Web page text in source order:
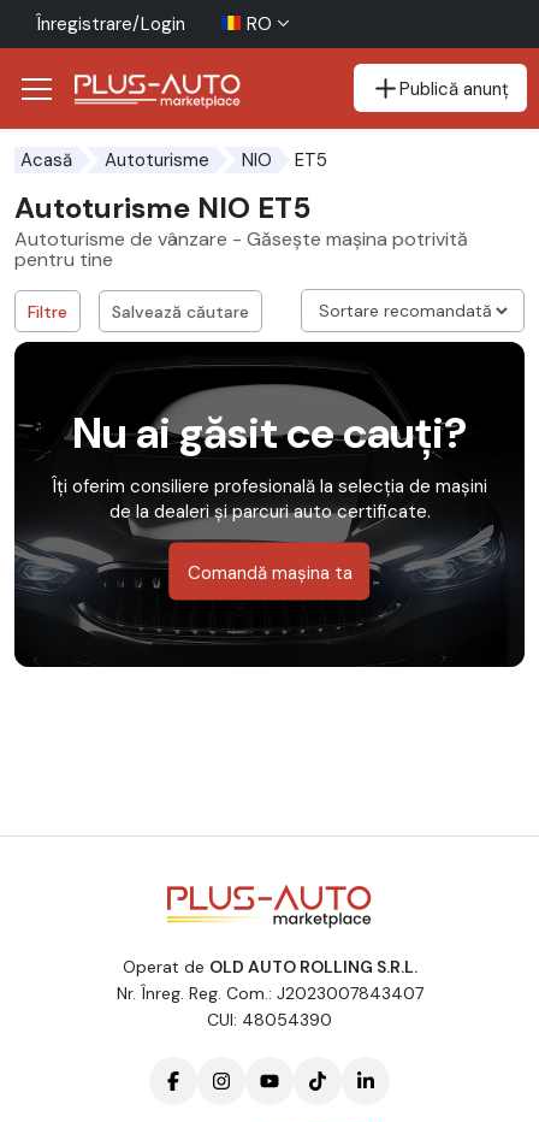
Înregistrare/Login RO
Publică anunț
Acasă Autoturisme NIO ET5
Autoturisme NIO ET5
Autoturisme de vânzare - Găsește mașina potrivită
pentru tine
Salvează căutare
Filtre
Nu ai găsit ce cauți?
Îți oferim consiliere profesională la selecția de mașini
de la dealeri și parcuri auto certificate.
Comandă mașina ta
Operat de OLD AUTO ROLLING S.R.L.
Nr. Înreg. Reg. Com.: J2023007843407
CUI: 48054390